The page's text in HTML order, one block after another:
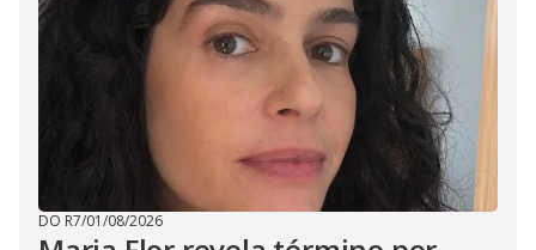
DO R7/01/08/2026